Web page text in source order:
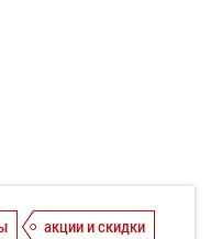
акции и скидки